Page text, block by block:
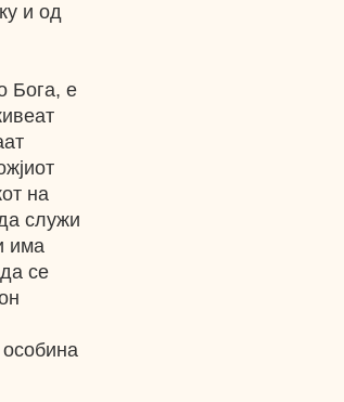
и од
Бога, е
на
служи
има
се